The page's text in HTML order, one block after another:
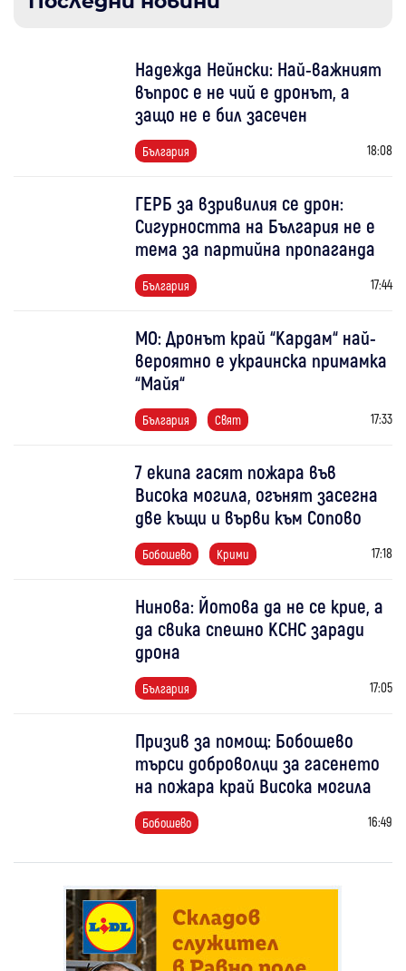
Надежда Нейнски: Най-важният
въпрос е не чий е дронът, а
защо не е бил засечен
България 18:08
ГЕРБ за взривилия се дрон:
Сигурността на България не е
тема за партийна пропаганда
България 17:44
МО: Дронът край “Кардам“ най-
вероятно е украинска примамка
“Майя“
България Свят 17:33
7 екипа гасят пожара във
Висока могила, огънят засегна
две къщи и върви към Сопово
Бобошево Крими 17:18
Нинова: Йотова да не се крие, а
да свика спешно КСНС заради
дрона
България 17:05
Призив за помощ: Бобошево
търси доброволци за гасенето
на пожара край Висока могила
Бобошево 16:49